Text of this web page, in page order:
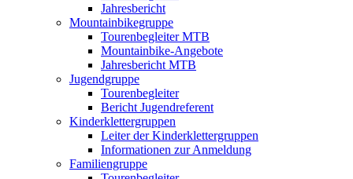
Jahresbericht
Mountainbikegruppe
Tourenbegleiter MTB
Mountainbike-Angebote
Jahresbericht MTB
Jugendgruppe
Tourenbegleiter
Bericht Jugendreferent
Kinderklettergruppen
Leiter der Kinderklettergruppen
Informationen zur Anmeldung
Familiengruppe